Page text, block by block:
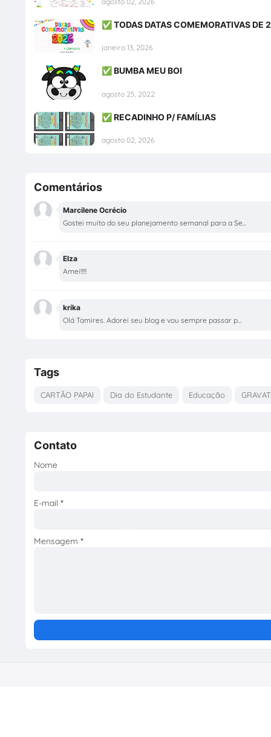
✅ TODAS DATAS COMEMORATIVAS DE
janeiro 13, 2026
✅ BUMBA MEU BOI
agosto 25, 2022
✅ RECADINHO P/ FAMÍLIAS
agosto 02, 2026
Comentários
Marcilene Ocrécio
Gostei muito do seu planejamento semanal para a Se...
Elza
Amei!!!!!
krika
Olá Tamires. Adorei seu blog e vou sempre passar p...
Tags
CARTÃO PAPAI Dia do Estudante Educação
Contato
Nome
E-mail *
Mensagem *